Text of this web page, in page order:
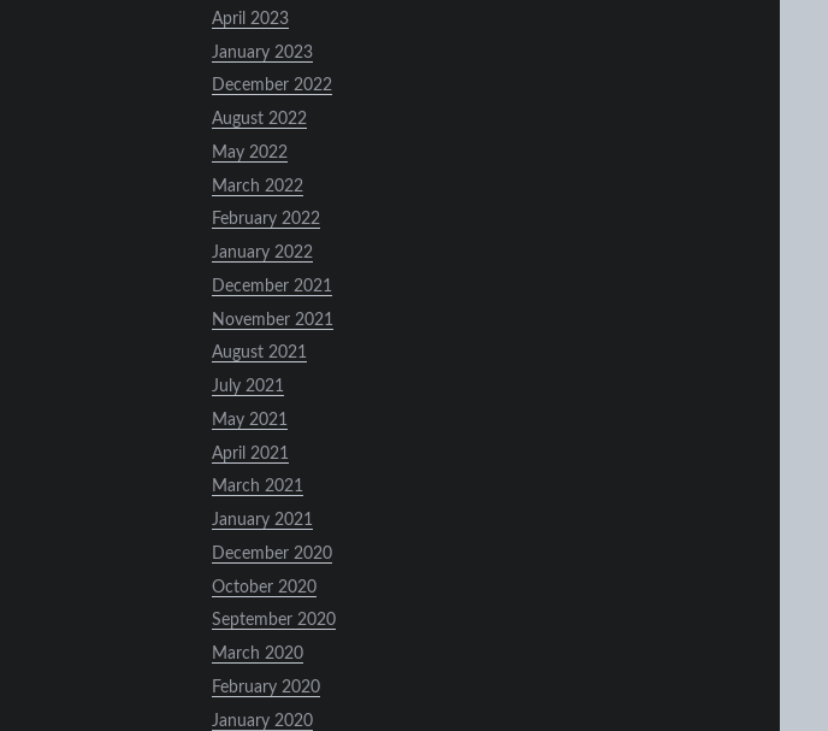
April 2023
January 2023
December 2022
August 2022
May 2022
March 2022
February 2022
January 2022
December 2021
November 2021
August 2021
July 2021
May 2021
April 2021
March 2021
January 2021
December 2020
October 2020
September 2020
March 2020
February 2020
January 2020